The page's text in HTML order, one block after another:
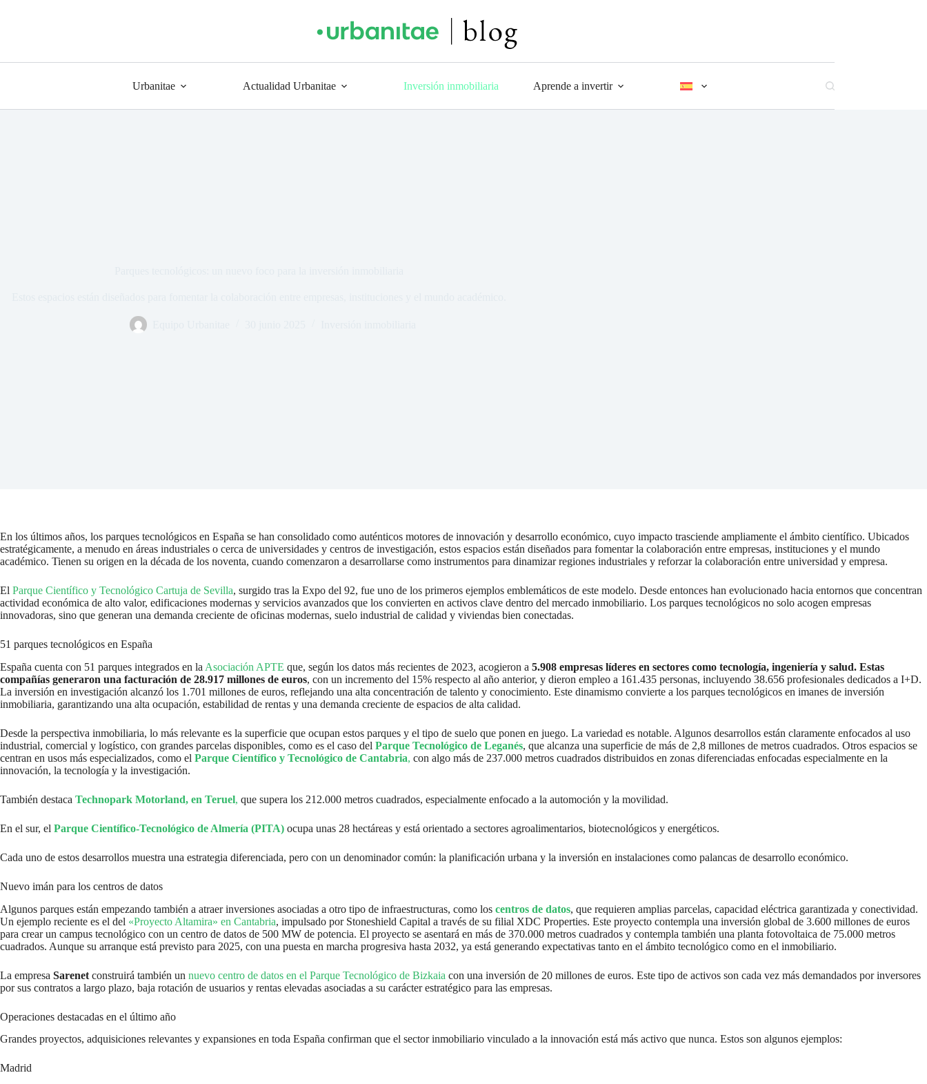
Urbanitae Actualidad Urbanitae Inversión inmobiliaria Aprende a invertir
En los últimos años, los parques tecnológicos en España se han consolidado como auténticos motores de innovación y desarrollo económico, cuyo impacto trasciende ampliamente el ámbito científico. Ubicados
estratégicamente, a menudo en áreas industriales o cerca de universidades y centros de investigación, estos espacios están diseñados para fomentar la colaboración entre empresas, instituciones y el mundo
académico. Tienen su origen en la década de los noventa, cuando comenzaron a desarrollarse como instrumentos para dinamizar regiones industriales y reforzar la colaboración entre universidad y empresa.
El Parque Científico y Tecnológico Cartuja de Sevilla, surgido tras la Expo del 92, fue uno de los primeros ejemplos emblemáticos de este modelo. Desde entonces han evolucionado hacia entornos que concentran
actividad económica de alto valor, edificaciones modernas y servicios avanzados que los convierten en activos clave dentro del mercado inmobiliario. Los parques tecnológicos no solo acogen empresas
innovadoras, sino que generan una demanda creciente de oficinas modernas, suelo industrial de calidad y viviendas bien conectadas.
51 parques tecnológicos en España
España cuenta con 51 parques integrados en la Asociación APTE que, según los datos más recientes de 2023, acogieron a 5.908 empresas líderes en sectores como tecnología, ingeniería y salud. Estas
compañías generaron una facturación de 28.917 millones de euros, con un incremento del 15% respecto al año anterior, y dieron empleo a 161.435 personas, incluyendo 38.656 profesionales dedicados a I+D.
La inversión en investigación alcanzó los 1.701 millones de euros, reflejando una alta concentración de talento y conocimiento. Este dinamismo convierte a los parques tecnológicos en imanes de inversión
inmobiliaria, garantizando una alta ocupación, estabilidad de rentas y una demanda creciente de espacios de alta calidad.
Desde la perspectiva inmobiliaria, lo más relevante es la superficie que ocupan estos parques y el tipo de suelo que ponen en juego. La variedad es notable. Algunos desarrollos están claramente enfocados al uso
industrial, comercial y logístico, con grandes parcelas disponibles, como es el caso del Parque Tecnológico de Leganés, que alcanza una superficie de más de 2,8 millones de metros cuadrados. Otros espacios se
centran en usos más especializados, como el Parque Científico y Tecnológico de Cantabria, con algo más de 237.000 metros cuadrados distribuidos en zonas diferenciadas enfocadas especialmente en la
innovación, la tecnología y la investigación.
También destaca Technopark Motorland, en Teruel, que supera los 212.000 metros cuadrados, especialmente enfocado a la automoción y la movilidad.
En el sur, el Parque Científico-Tecnológico de Almería (PITA) ocupa unas 28 hectáreas y está orientado a sectores agroalimentarios, biotecnológicos y energéticos.
Cada uno de estos desarrollos muestra una estrategia diferenciada, pero con un denominador común: la planificación urbana y la inversión en instalaciones como palancas de desarrollo económico.
Nuevo imán para los centros de datos
Algunos parques están empezando también a atraer inversiones asociadas a otro tipo de infraestructuras, como los centros de datos, que requieren amplias parcelas, capacidad eléctrica garantizada y conectividad.
Un ejemplo reciente es el del «Proyecto Altamira» en Cantabria, impulsado por Stoneshield Capital a través de su filial XDC Properties. Este proyecto contempla una inversión global de 3.600 millones de euros
para crear un campus tecnológico con un centro de datos de 500 MW de potencia. El proyecto se asentará en más de 370.000 metros cuadrados y contempla también una planta fotovoltaica de 75.000 metros
cuadrados. Aunque su arranque está previsto para 2025, con una puesta en marcha progresiva hasta 2032, ya está generando expectativas tanto en el ámbito tecnológico como en el inmobiliario.
La empresa Sarenet construirá también un nuevo centro de datos en el Parque Tecnológico de Bizkaia con una inversión de 20 millones de euros. Este tipo de activos son cada vez más demandados por inversores
por sus contratos a largo plazo, baja rotación de usuarios y rentas elevadas asociadas a su carácter estratégico para las empresas.
Operaciones destacadas en el último año
Grandes proyectos, adquisiciones relevantes y expansiones en toda España confirman que el sector inmobiliario vinculado a la innovación está más activo que nunca. Estos son algunos ejemplos:
Madrid